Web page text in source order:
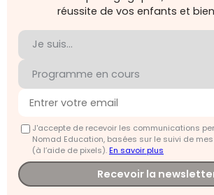
réussite de vos enfants et
J'accepte de recevoir les communications
Nomad Education, basées sur le suivi de
(à l’aide de pixels).En savoir plus
Recevoir la